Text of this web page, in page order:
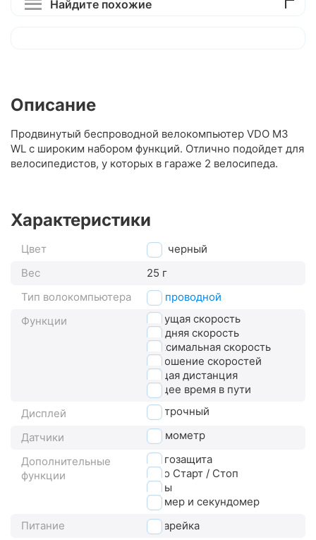
Найдите похожие
Описание
Продвинутый беспроводной велокомпьютер VDO M3
WL с широким набором функций. Отлично подойдет для
велосипедистов, у которых в гараже 2 велосипеда.
Характеристики
Цвет
черный
Вес
25 г
Тип волокомпьютера
беспроводной
Функции
текущая скорость
средняя скорость
максимальная скорость
отношение скоростей
общая дистанция
общее время в пути
Дисплей
3-строчный
Датчики
термометр
Дополнительные
функции
влагозащита
авто Старт / Стоп
часы
таймер и секундомер
Питание
батарейка